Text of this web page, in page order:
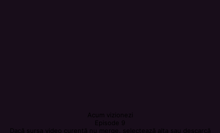
Acum vizionezi
Episode 9
Dacă sursa video curentă nu merge, selectează alta sau descarcă